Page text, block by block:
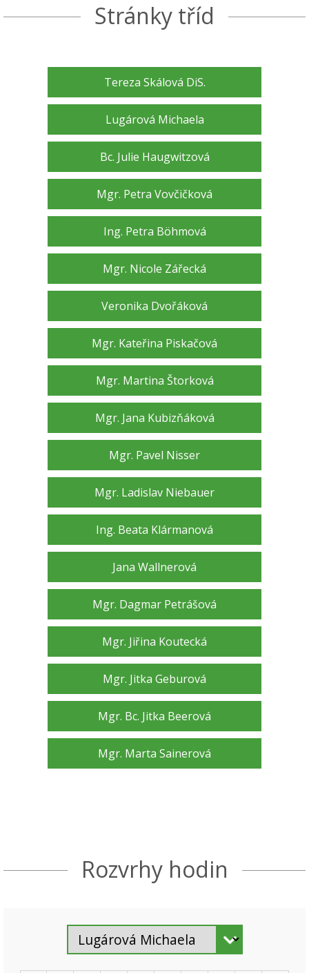
Stránky tříd
Tereza Skálová DiS.
Lugárová Michaela
Bc. Julie Haugwitzová
Mgr. Petra Vovčičková
Ing. Petra Böhmová
Mgr. Nicole Zářecká
Veronika Dvořáková
Mgr. Kateřina Piskačová
Mgr. Martina Štorková
Mgr. Jana Kubizňáková
Mgr. Pavel Nisser
Mgr. Ladislav Niebauer
Ing. Beata Klármanová
Jana Wallnerová
Mgr. Dagmar Petrášová
Mgr. Jiřina Koutecká
Mgr. Jitka Geburová
Mgr. Bc. Jitka Beerová
Mgr. Marta Sainerová
Rozvrhy hodin